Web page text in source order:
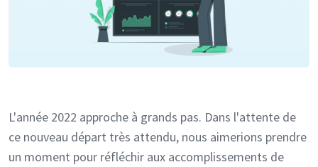
L'année 2022 approche à grands pas. Dans l'attente de
ce nouveau départ très attendu, nous aimerions prendre
un moment pour réfléchir aux accomplissements de